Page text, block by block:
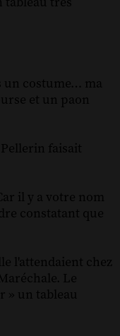
un costume… ma
et un paon
faisait
il y a votre nom
constatant que
l'attendaient chez
Le
» un tableau